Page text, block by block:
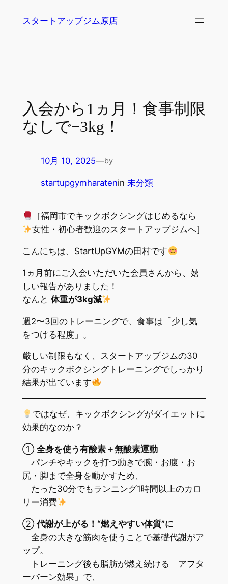
スタートアップジム原店
入会から1ヵ月！食事制限
なしで−3kg！
10月 10, 2025—by
startupgymharatenin 未分類
［福岡市でキックボクシングはじめるなら
女性・初心者歓迎のスタートアップジムへ］
こんにちは、StartUpGYMの田村です
1ヵ月前にご入会いただいた会員さんから、嬉
しい報告がありました！
なんと 体重が3kg減
週2〜3回のトレーニングで、食事は「少し気
をつける程度」。
厳しい制限もなく、スタートアップジムの30
分のキックボクシングトレーニングでしっかり
結果が出ています
ではなぜ、キックボクシングがダイエットに
効果的なのか？
① 全身を使う有酸素＋無酸素運動
パンチやキックを打つ動きで腕・お腹・お
尻・脚まで全身を動かすため、
たった30分でもランニング1時間以上のカロ
リー消費
② 代謝が上がる！“燃えやすい体質”に
全身の大きな筋肉を使うことで基礎代謝がア
ップ。
トレーニング後も脂肪が燃え続ける「アフタ
ーバーン効果」で、